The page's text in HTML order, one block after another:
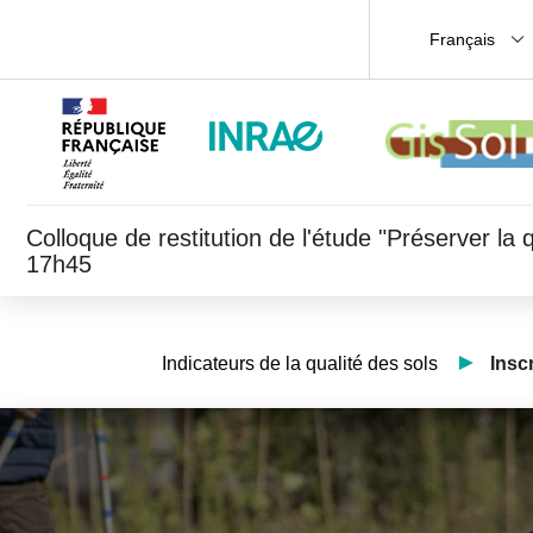
Français
Colloque de restitution de l'étude "Préserver la
17h45
Indicateurs de la qualité des sols